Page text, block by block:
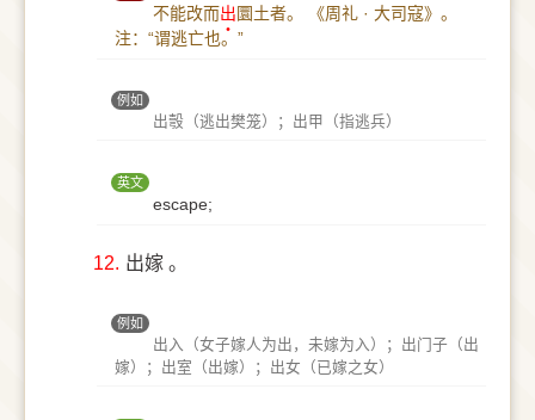
不能改而出圜土者。
《周礼 · 大司寇》。
注：“谓逃亡也。”
例如
出彀（逃出樊笼）；出甲（指逃兵）
英文
escape;
12. 出嫁 。
例如
出入（女子嫁人为出，未嫁为入）；出门子（出
嫁）；出室（出嫁）；出女（已嫁之女）